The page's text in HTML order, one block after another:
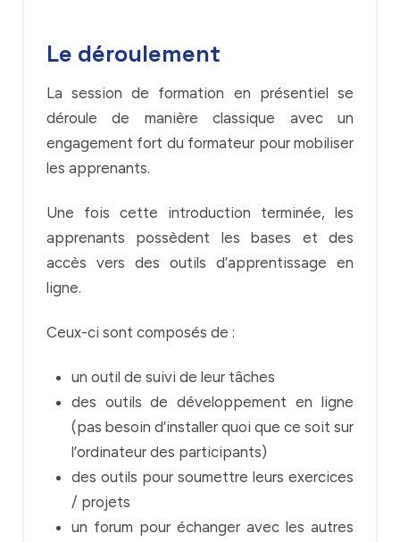
Le déroulement
La session de formation en présentiel se
déroule de manière classique avec un
engagement fort du formateur pour mobiliser
les apprenants.
Une fois cette introduction terminée, les
apprenants possèdent les bases et des
accès vers des outils d’apprentissage en
ligne.
Ceux-ci sont composés de :
un outil de suivi de leur tâches
des outils de développement en ligne
(pas besoin d’installer quoi que ce soit sur
l’ordinateur des participants)
des outils pour soumettre leurs exercices
/ projets
un forum pour échanger avec les autres